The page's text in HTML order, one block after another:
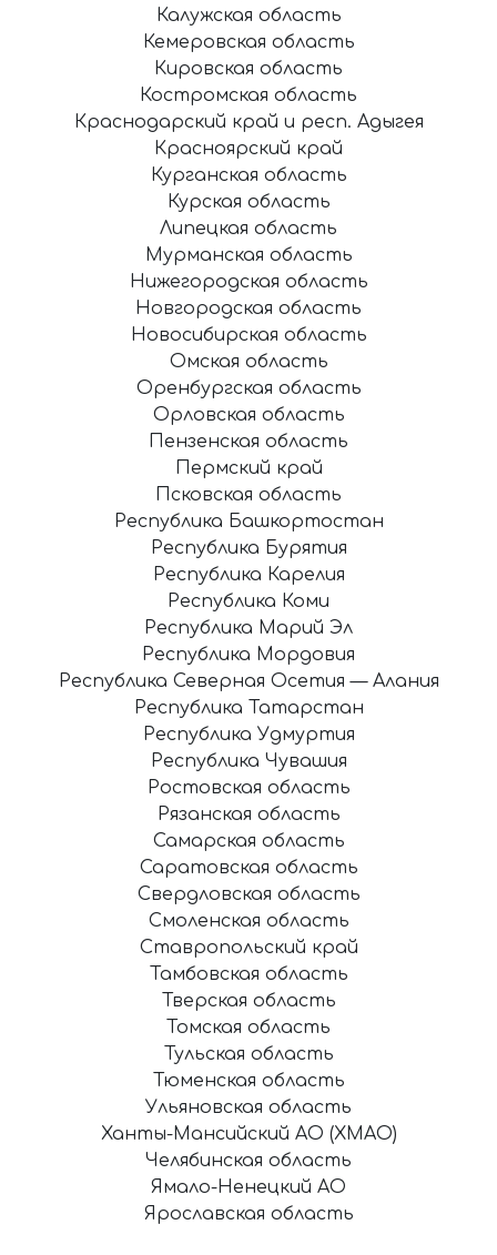
Калужская область
Кемеровская область
Кировская область
Костромская область
Краснодарский край и респ. Адыгея
Красноярский край
Курганская область
Курская область
Липецкая область
Мурманская область
Нижегородская область
Новгородская область
Новосибирская область
Омская область
Оренбургская область
Орловская область
Пензенская область
Пермский край
Псковская область
Республика Башкортостан
Республика Бурятия
Республика Карелия
Республика Коми
Республика Марий Эл
Республика Мордовия
Республика Северная Осетия — Алания
Республика Татарстан
Республика Удмуртия
Республика Чувашия
Ростовская область
Рязанская область
Самарская область
Саратовская область
Свердловская область
Смоленская область
Ставропольский край
Тамбовская область
Тверская область
Томская область
Тульская область
Тюменская область
Ульяновская область
Ханты-Мансийский АО (ХМАО)
Челябинская область
Ямало-Ненецкий АО
Ярославская область